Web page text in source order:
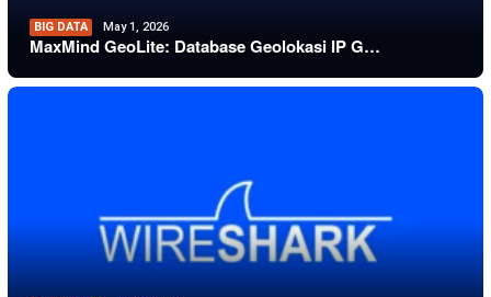
BIG DATA May 1, 2026
MaxMind GeoLite: Database Geolokasi IP G…